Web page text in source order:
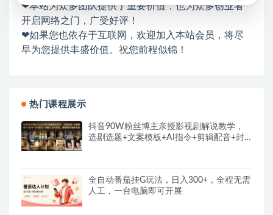
❤本站为众多团队提供了重要价值，也为众多创业者
开启网络之门，广受好评！
❤如果您也依存于互联网，欢迎加入本站会员，将尽
早为您提供丰盛价值。祝您前程似锦！
热门课程展示
抖音90W粉丝博主亲授影视剧解说教学，
选剧选题+文案模板+AI指令+剪辑配音+封
全自动番茄挂G玩法，日入300+，全程无需
人工，一台电脑即可开展